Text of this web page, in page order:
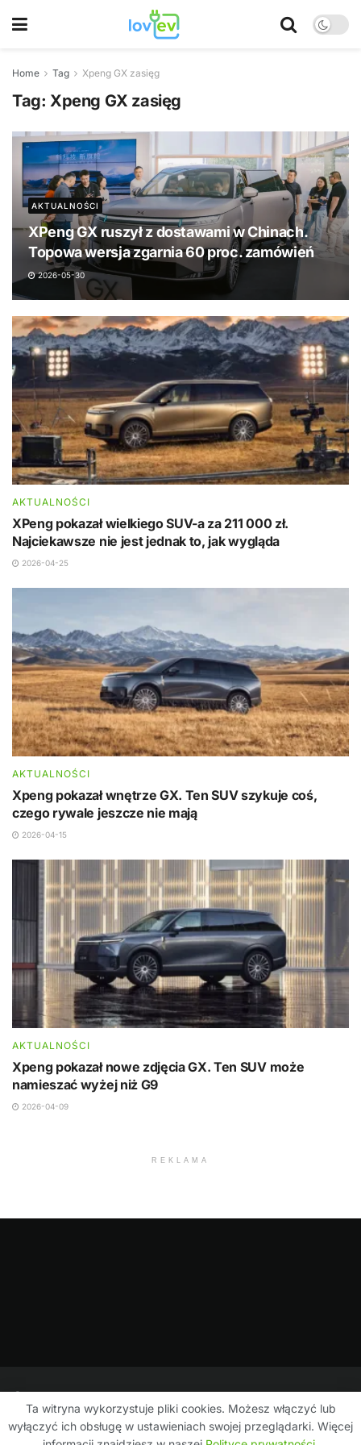
Home Tag Xpeng GX zasięg
Tag: Xpeng GX zasięg
AKTUALNOŚCI
XPeng GX ruszył z dostawami w Chinach.
Topowa wersja zgarnia 60 proc. zamówień
2026-05-30
AKTUALNOŚCI
XPeng pokazał wielkiego SUV-a za 211 000 zł.
Najciekawsze nie jest jednak to, jak wygląda
2026-04-25
AKTUALNOŚCI
Xpeng pokazał wnętrze GX. Ten SUV szykuje coś,
czego rywale jeszcze nie mają
2026-04-15
AKTUALNOŚCI
Xpeng pokazał nowe zdjęcia GX. Ten SUV może
namieszać wyżej niż G9
2026-04-09
REKLAMA
Polityka prywatności Kontakt i współpraca
Ta witryna wykorzystuje pliki cookies. Możesz włączyć lub
wyłączyć ich obsługę w ustawieniach swojej przeglądarki. Więcej